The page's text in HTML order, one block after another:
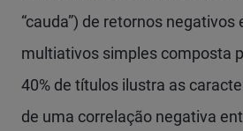
“cauda”) de retornos
multiativos simples composta
40% de títulos ilustra as
de uma correlação negativa